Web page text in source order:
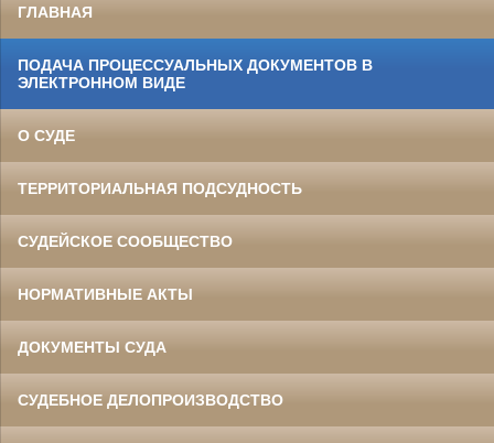
ГЛАВНАЯ
ПОДАЧА ПРОЦЕССУАЛЬНЫХ ДОКУМЕНТОВ В
ЭЛЕКТРОННОМ ВИДЕ
О СУДЕ
ТЕРРИТОРИАЛЬНАЯ ПОДСУДНОСТЬ
СУДЕЙСКОЕ СООБЩЕСТВО
НОРМАТИВНЫЕ АКТЫ
ДОКУМЕНТЫ СУДА
СУДЕБНОЕ ДЕЛОПРОИЗВОДСТВО